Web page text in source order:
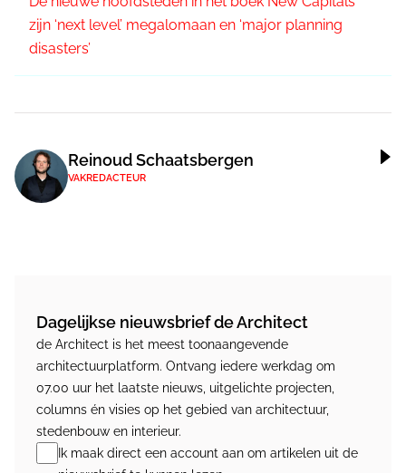
zijn ‘next level’ megalomaan en ‘major planning
disasters’
Reinoud Schaatsbergen
VAKREDACTEUR
Dagelijkse nieuwsbrief de Architect
de Architect is het meest toonaangevende
architectuurplatform. Ontvang iedere werkdag om
07.00 uur het laatste nieuws, uitgelichte projecten,
columns én visies op het gebied van architectuur,
stedenbouw en interieur.
Ik maak direct een account aan om artikelen uit de